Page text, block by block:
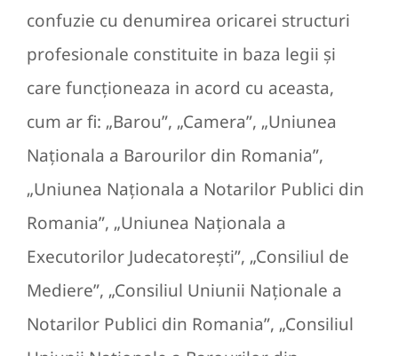
confuzie cu denumirea oricarei structuri
profesionale constituite in baza legii şi
care funcţioneaza in acord cu aceasta,
cum ar fi: „Barou”, „Camera”, „Uniunea
Naţionala a Barourilor din Romania”,
„Uniunea Naţionala a Notarilor Publici din
Romania”, „Uniunea Naţionala a
Executorilor Judecatoreşti”, „Consiliul de
Mediere”, „Consiliul Uniunii Naţionale a
Notarilor Publici din Romania”, „Consiliul